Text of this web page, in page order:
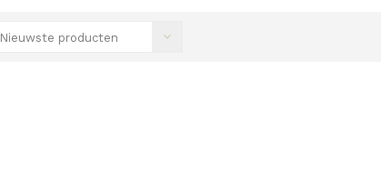
Nieuwste producten